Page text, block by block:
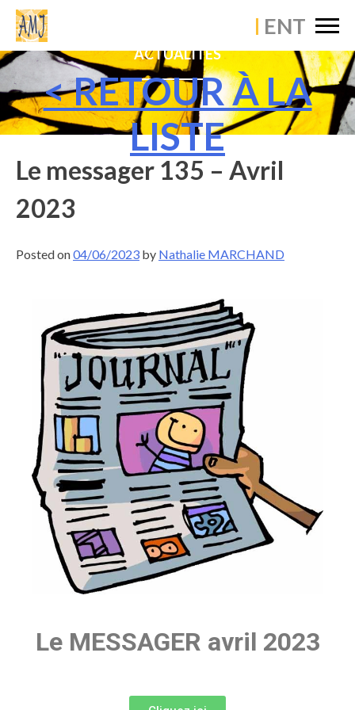
ACTUALITÉS
< RETOUR À LA
LISTE
×
ÉTABLISSEMENT
VIE PASTORALE
VIE PÉDAGOGIQUE
VIE SCOLAIRE
CONTACT
Le messager 135 – Avril
2023
Posted on04/06/2023 by Nathalie MARCHAND
Le MESSAGER avril 2023